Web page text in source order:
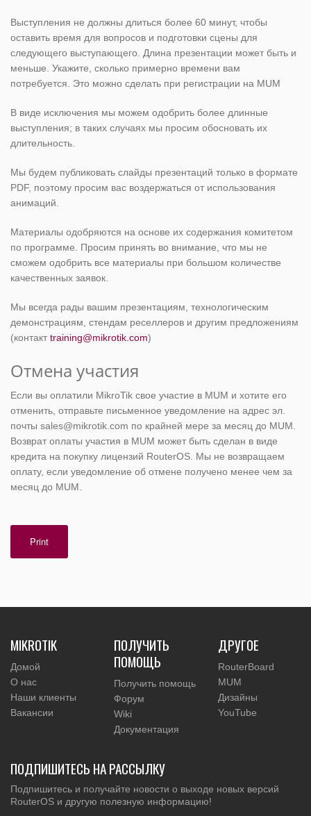
Выступления не должны длиться более 60 минут, чтобы
оставить время для вопросов и подготовки сцены для
следующего выступающего. Длина презентации может быть и
меньше. Укажите, сколько примерно времени вам
потребуется. Это можно сделать при регистрации на MUM
В виде исключения мы можем одобрить более длинные
выступления; в таких случаях мы просим обосновать их
длительность.
Мы будем публиковать слайды презентаций только в формате
PDF, поэтому просим вас воздержаться от использования
анимаций.
Материалы одобряются на основе их содержания комитетом
по программе. Просим принять во внимание, что мы не
сможем одобрить все материалы при большом количестве
качественных заявок.
Мы всегда рады вашим презентациям, технологическим
демонстрациям, стендам реселлеров и другим предложениям
(контакт training@mikrotik.com)
Отмена участия
Если вы оплатили MikroTik свое участие в MUM и хотите его
отменить, отправьте письменное уведомление на адрес эл.
почты sales@mikrotik.com по крайней мере за месяц до MUM.
Возврат оплаты участия в MUM может быть сделан в виде
кредита на покупку лицензий RouterOS. Мы не возвращаем
оплату, если уведомление об отмене получено менее чем за
месяц до MUM.
Print
MIKROTIK
Домой
О нас
Наши клиенты
Вакансии
ПОЛУЧИТЬ
ПОМОЩЬ
Получить помощь
Форум
Wiki
Документация
ДРУГОЕ
RouterBoard
MUM
Дизайны
YouTube
ПОДПИШИТЕСЬ НА РАССЫЛКУ
Подпишитесь и получайте новости о выходе новых версий
RouterOS и другую полезную информацию!